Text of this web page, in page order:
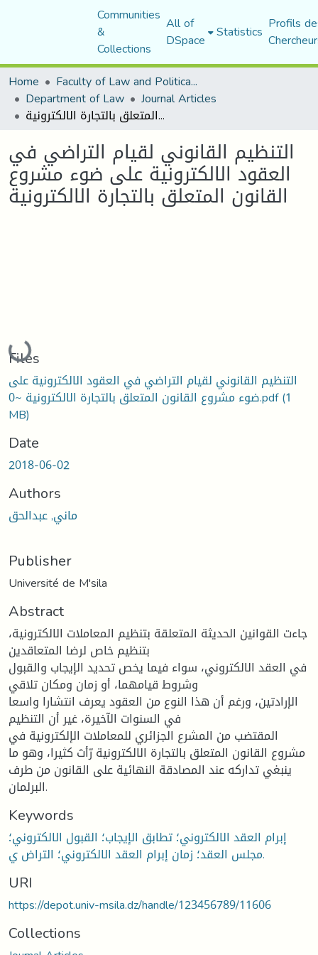
Communities
&
Collections
All of
DSpace Statistics Profils
Home
Faculty of Law and Political Science
Department of Law Journal Articles
التنظيم القانوني لقيام التراضي في العقود الالكترونية على ضوء مشروع القانون المتعلق بالتجارة الالكترونية
التنظيم القانوني لقيام التراضي في
العقود الالكترونية على ضوء مشروع
القانون المتعلق بالتجارة الالكترونية
Loading...
Files
التنظيم القانوني لقيام التراضي في العقود الالكترونية على
ضوء مشروع القانون المتعلق بالتجارة الالكترونية ~0.pdf(1
MB)
Date
2018-06-02
Authors
ماني, عبدالحق
Publisher
Université de M'sila
Abstract
جاءت القوانين الحديثة المتعلقة بتنظيم المعاملات الالكترونية،
بتنظيم خاص لرضا المتعاقدين
في العقد الالكتروني، سواء فيما يخص تحديد الإيجاب والقبول
وشروط قيامهما، أو زمان ومكان تلاقي
الإرادتين، ورغم أن هذا النوع من العقود يعرف انتشارا واسعا
في السنوات الآخيرة، غير أن التنظيم
المقتضب من المشرع الجزائري للمعاملات الإلكترونية في
مشروع القانون المتعلق بالتجارة الالكترونية رّأث كثيرا، وهو ما
ينبغي تداركه عند المصادقة النهائية على القانون من طرف
البرلمان.
Keywords
إبرام العقد الالكتروني؛ تطابق الإيجاب؛ القبول الالكتروني؛
مجلس العقد؛ زمان إبرام العقد الالكتروني؛ التراض ي.
URI
https://depot.univ-msila.dz/handle/123456789/11606
Collections